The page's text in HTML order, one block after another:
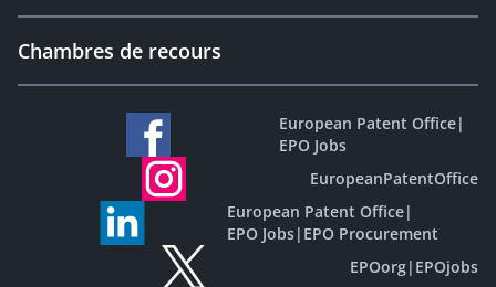
Chambres de recours
European Patent Office|
EPO Jobs
EuropeanPatentOffice
European Patent Office|
EPO Jobs| EPO Procurement
EPOorg| EPOjobs